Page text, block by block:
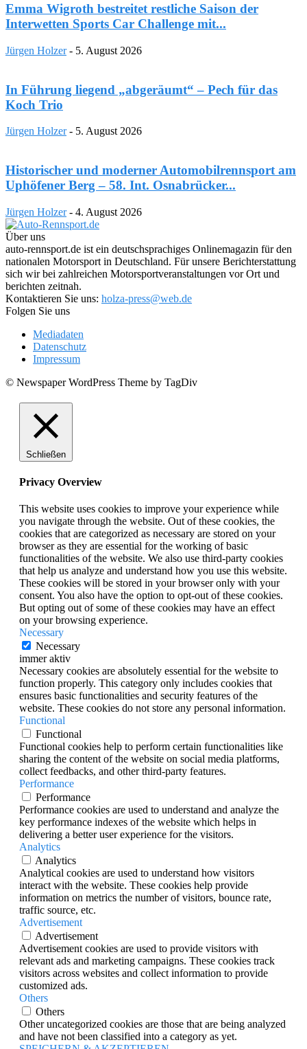
Emma Wigroth bestreitet restliche Saison der
Interwetten Sports Car Challenge mit...
Jürgen Holzer - 5. August 2026
In Führung liegend „abgeräumt“ – Pech für das
Koch Trio
Jürgen Holzer - 5. August 2026
Historischer und moderner Automobilrennsport am
Uphöfener Berg – 58. Int. Osnabrücker...
Jürgen Holzer - 4. August 2026
Über uns
auto-rennsport.de ist ein deutschsprachiges Onlinemagazin für den
nationalen Motorsport in Deutschland. Für unsere Berichterstattung
sich wir bei zahlreichen Motorsportveranstaltungen vor Ort und
berichten zeitnah.
Kontaktieren Sie uns: holza-press@web.de
Folgen Sie uns
Mediadaten
Datenschutz
Impressum
© Newspaper WordPress Theme by TagDiv
Schließen
Privacy Overview
This website uses cookies to improve your experience while
you navigate through the website. Out of these cookies, the
cookies that are categorized as necessary are stored on your
browser as they are essential for the working of basic
functionalities of the website. We also use third-party cookies
that help us analyze and understand how you use this website.
These cookies will be stored in your browser only with your
consent. You also have the option to opt-out of these cookies.
But opting out of some of these cookies may have an effect
on your browsing experience.
Necessary
Necessary
immer aktiv
Necessary cookies are absolutely essential for the website to
function properly. This category only includes cookies that
ensures basic functionalities and security features of the
website. These cookies do not store any personal information.
Functional
Functional
Functional cookies help to perform certain functionalities like
sharing the content of the website on social media platforms,
collect feedbacks, and other third-party features.
Performance
Performance
Performance cookies are used to understand and analyze the
key performance indexes of the website which helps in
delivering a better user experience for the visitors.
Analytics
Analytics
Analytical cookies are used to understand how visitors
interact with the website. These cookies help provide
information on metrics the number of visitors, bounce rate,
traffic source, etc.
Advertisement
Advertisement
Advertisement cookies are used to provide visitors with
relevant ads and marketing campaigns. These cookies track
visitors across websites and collect information to provide
customized ads.
Others
Others
Other uncategorized cookies are those that are being analyzed
and have not been classified into a category as yet.